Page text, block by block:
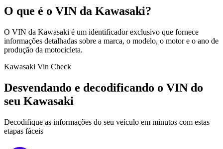
O que é o VIN da Kawasaki?
O VIN da Kawasaki é um identificador exclusivo que fornece
informações detalhadas sobre a marca, o modelo, o motor e o ano de
produção da motocicleta.
Kawasaki Vin Check
Desvendando e decodificando o VIN do
seu Kawasaki
Decodifique as informações do seu veículo em minutos com estas
etapas fáceis